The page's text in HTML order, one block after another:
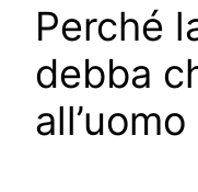
Perché
debba
all’uomo